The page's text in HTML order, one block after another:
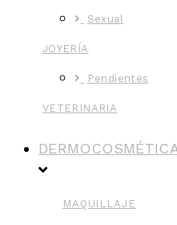
Sexual
JOYERÍA
Pendientes
VETERINARIA
MAQUILLAJE